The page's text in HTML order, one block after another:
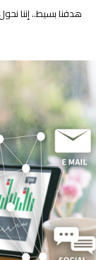
هدفنا بسيط.. إننا